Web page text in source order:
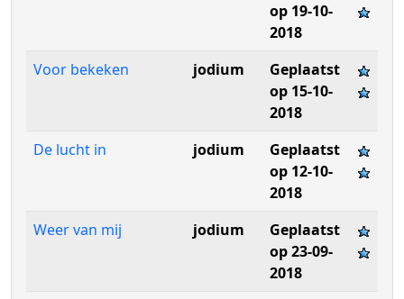
op 19-10-
2018
Voor bekeken
jodium
Geplaatst
op 15-10-
2018
De lucht in
jodium
Geplaatst
op 12-10-
2018
Weer van mij
jodium
Geplaatst
op 23-09-
2018